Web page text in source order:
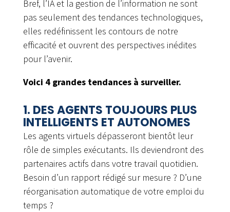
Bref, l’IA et la gestion de l’information ne sont
pas seulement des tendances technologiques,
elles redéfinissent les contours de notre
efficacité et ouvrent des perspectives inédites
pour l’avenir.
Voici 4 grandes tendances à surveiller.
1. DES AGENTS TOUJOURS PLUS
INTELLIGENTS ET AUTONOMES
Les agents virtuels dépasseront bientôt leur
rôle de simples exécutants. Ils deviendront des
partenaires actifs dans votre travail quotidien.
Besoin d’un rapport rédigé sur mesure ? D’une
réorganisation automatique de votre emploi du
temps ?